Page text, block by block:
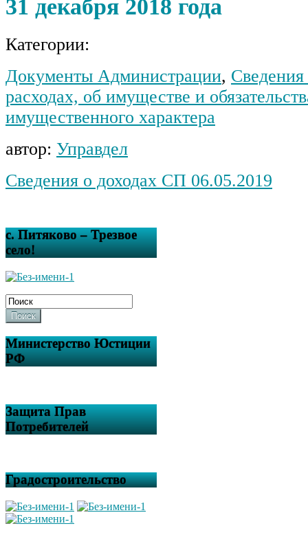
31 декабря 2018 года
Категории:
Документы Администрации, Сведения
расходах, об имуществе и
имущественного характера
автор: Управдел
Сведения о доходах СП 06.05.2019
с. Питяково – Трезвое
село!
Поиск
Министерство Юстиции
РФ
Защита Прав
Потребителей
Градостроительство